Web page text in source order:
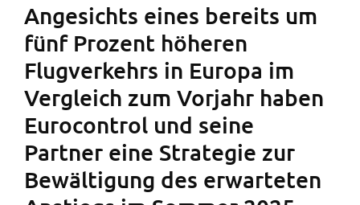
Angesichts eines bereits um
fünf Prozent höheren
Flugverkehrs in Europa im
Vergleich zum Vorjahr haben
Eurocontrol und seine
Partner eine Strategie zur
Bewältigung des erwarteten